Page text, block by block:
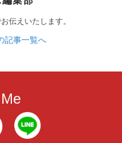
伝えいたします。
記事一覧へ